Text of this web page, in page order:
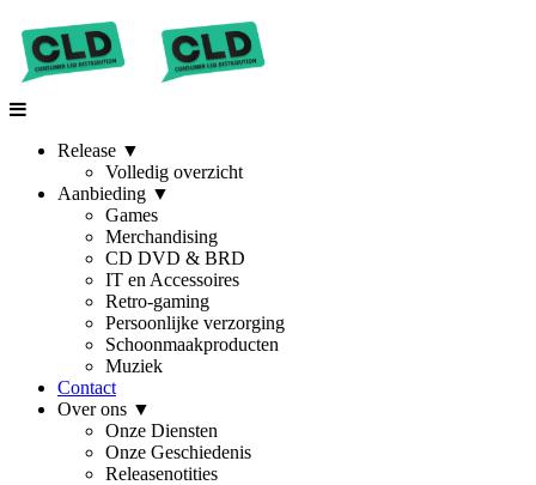
Release ▼
Volledig overzicht
Aanbieding ▼
Games
Merchandising
CD DVD & BRD
IT en Accessoires
Retro-gaming
Persoonlijke verzorging
Schoonmaakproducten
Muziek
Contact
Over ons ▼
Onze Diensten
Onze Geschiedenis
Releasenotities